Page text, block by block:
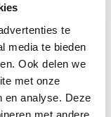
te
media te bieden
Ook delen we
met onze
en analyse. Deze
met andere
jong
en water
de rest.
uit op het
altijd zo geweest.
tussen
land: